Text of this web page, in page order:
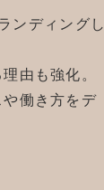
ンディングし
由も強化。
働き方をデ